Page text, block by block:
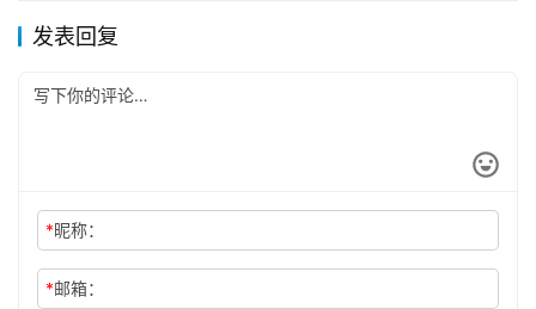
发表回复
*昵称：
*邮箱：